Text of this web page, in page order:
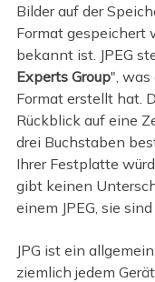
Bilder auf der
Format gespeichert
bekannt ist. JPEG
Experts Group", was
Format erstellt hat.
Rückblick auf eine
drei Buchstaben
Ihrer Festplatte
gibt keinen
einem JPEG, sie
JPG ist ein
ziemlich jedem